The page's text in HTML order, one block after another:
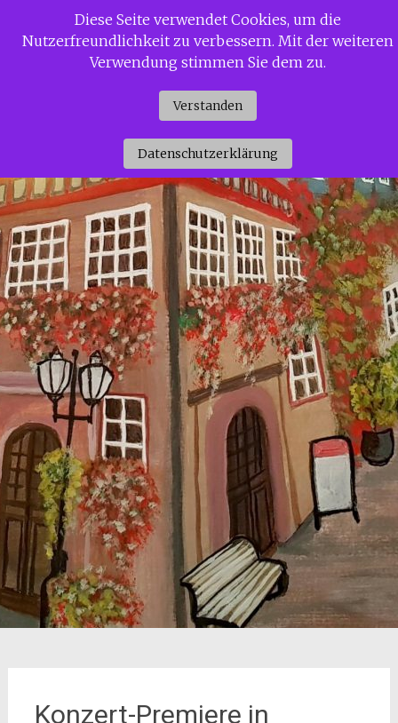
InhaltSiggi Gerdaus Welt
Konzert-Premiere in
Diese Seite verwendet Cookies, um die
Nutzerfreundlichkeit zu verbessern. Mit der weiteren
Verwendung stimmen Sie dem zu.
Verstanden
Datenschutzerklärung